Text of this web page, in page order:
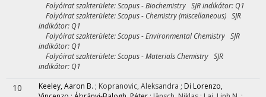
Folyóirat szakterülete: Scopus - Biochemistry SJR indikátor: Q1
Folyóirat szakterülete: Scopus - Chemistry (miscellaneous) SJR
indikátor: Q1
Folyóirat szakterülete: Scopus - Environmental Chemistry SJR
indikátor: Q1
Folyóirat szakterülete: Scopus - Materials Chemistry SJR
indikátor: Q1
10 Keeley, Aaron B. ; Kopranovic, Aleksandra ; Di Lorenzo,